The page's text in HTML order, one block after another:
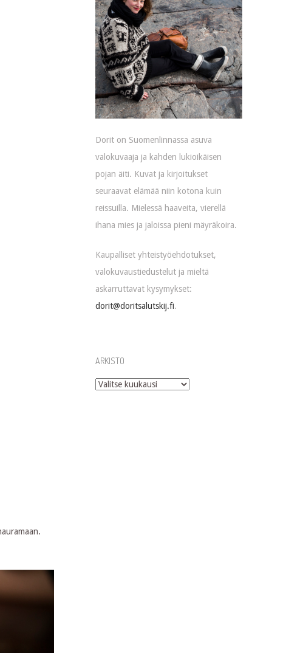
Dorit on Suomenlinnassa asuva
valokuvaaja ja kahden lukioikäisen
pojan äiti. Kuvat ja kirjoitukset
seuraavat elämää niin kotona kuin
reissuilla. Mielessä haaveita, vierellä
ihana mies ja jaloissa pieni mäyräkoira.
Kaupalliset yhteistyöehdotukset,
valokuvaustiedustelut ja mieltä
askarruttavat kysymykset:
dorit@doritsalutskij.fi.
ARKISTO
Arkisto